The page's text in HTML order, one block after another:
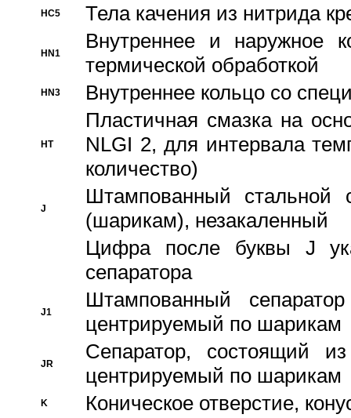
HC5 Тела качения из нитрида
HN1
Bнутреннее и наружное
термической обработкой
HN3 Внутреннее кольцо со
HT
Пластичная смазка на
NLGI 2, для интервала
количество)
J
Штампованный стальной
(шарикам), незакаленный
Цифра после буквы J
сепаратора
J1
Штампованный
центрируемый по шарикам
JR
Сепаратор, состоящий
центрируемый по шарикам
K Коническое отверстие,